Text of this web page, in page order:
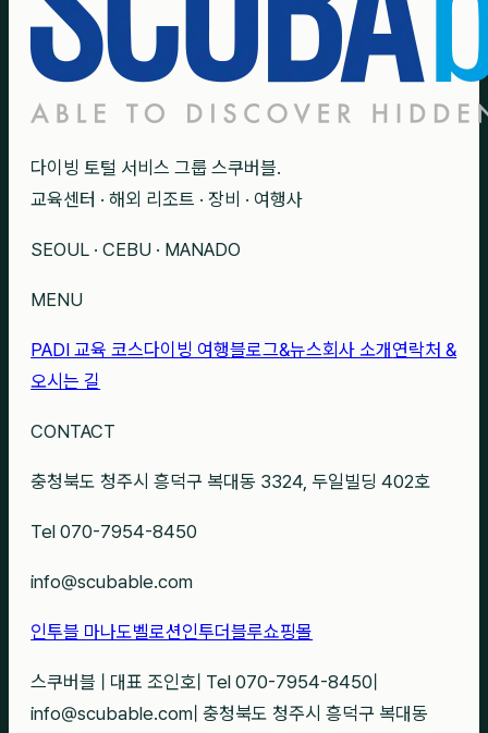
다이빙 토털 서비스 그룹 스쿠버블.
교육센터 · 해외 리조트 · 장비 · 여행사
SEOUL · CEBU · MANADO
MENU
PADI 교육 코스다이빙 여행블로그&뉴스회사 소개 연락처 &
오시는 길
CONTACT
충청북도 청주시 흥덕구 복대동 3324, 두일빌딩 402호
Tel 070-7954-8450
info@scubable.com
인투블 마나도벨로션인투더블루쇼핑몰
스쿠버블 대표 조인호 Tel 070-7954-8450
info@scubable.com 충청북도 청주시 흥덕구 복대동